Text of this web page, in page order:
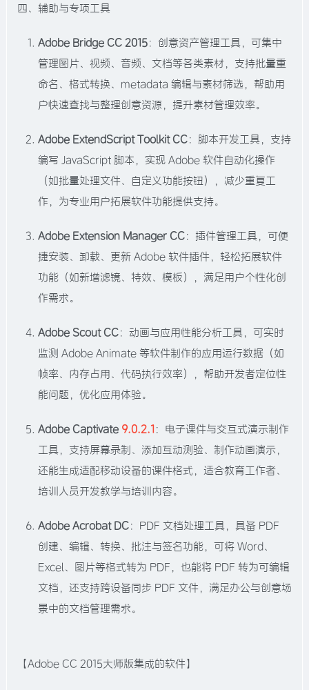
四、辅助与专项工具​
Adobe Bridge CC 2015：创意资产管理工具，可集中
管理图片、视频、音频、文档等各类素材，支持批量重
命名、格式转换、metadata 编辑与素材筛选，帮助用
户快速查找与整理创意资源，提升素材管理效率。​
Adobe ExtendScript Toolkit CC：脚本开发工具，支持
编写 JavaScript 脚本，实现 Adobe 软件自动化操作
（如批量处理文件、自定义功能按钮），减少重复工
作，为专业用户拓展软件功能提供支持。​
Adobe Extension Manager CC：插件管理工具，可便
捷安装、卸载、更新 Adobe 软件插件，轻松拓展软件
功能（如新增滤镜、特效、模板），满足用户个性化创
作需求。​
Adobe Scout CC：动画与应用性能分析工具，可实时
监测 Adobe Animate 等软件制作的应用运行数据（如
帧率、内存占用、代码执行效率），帮助开发者定位性
能问题，优化应用体验。​
Adobe Captivate 9.0.2.1：电子课件与交互式演示制作
工具，支持屏幕录制、添加互动测验、制作动画演示，
还能生成适配移动设备的课件格式，适合教育工作者、
培训人员开发教学与培训内容。​
Adobe Acrobat DC：PDF 文档处理工具，具备 PDF
创建、编辑、转换、批注与签名功能，可将 Word、
Excel、图片等格式转为 PDF，也能将 PDF 转为可编辑
文档，还支持跨设备同步 PDF 文件，满足办公与创意场
景中的文档管理需求。​
【Adobe CC 2015大师版集成的软件】